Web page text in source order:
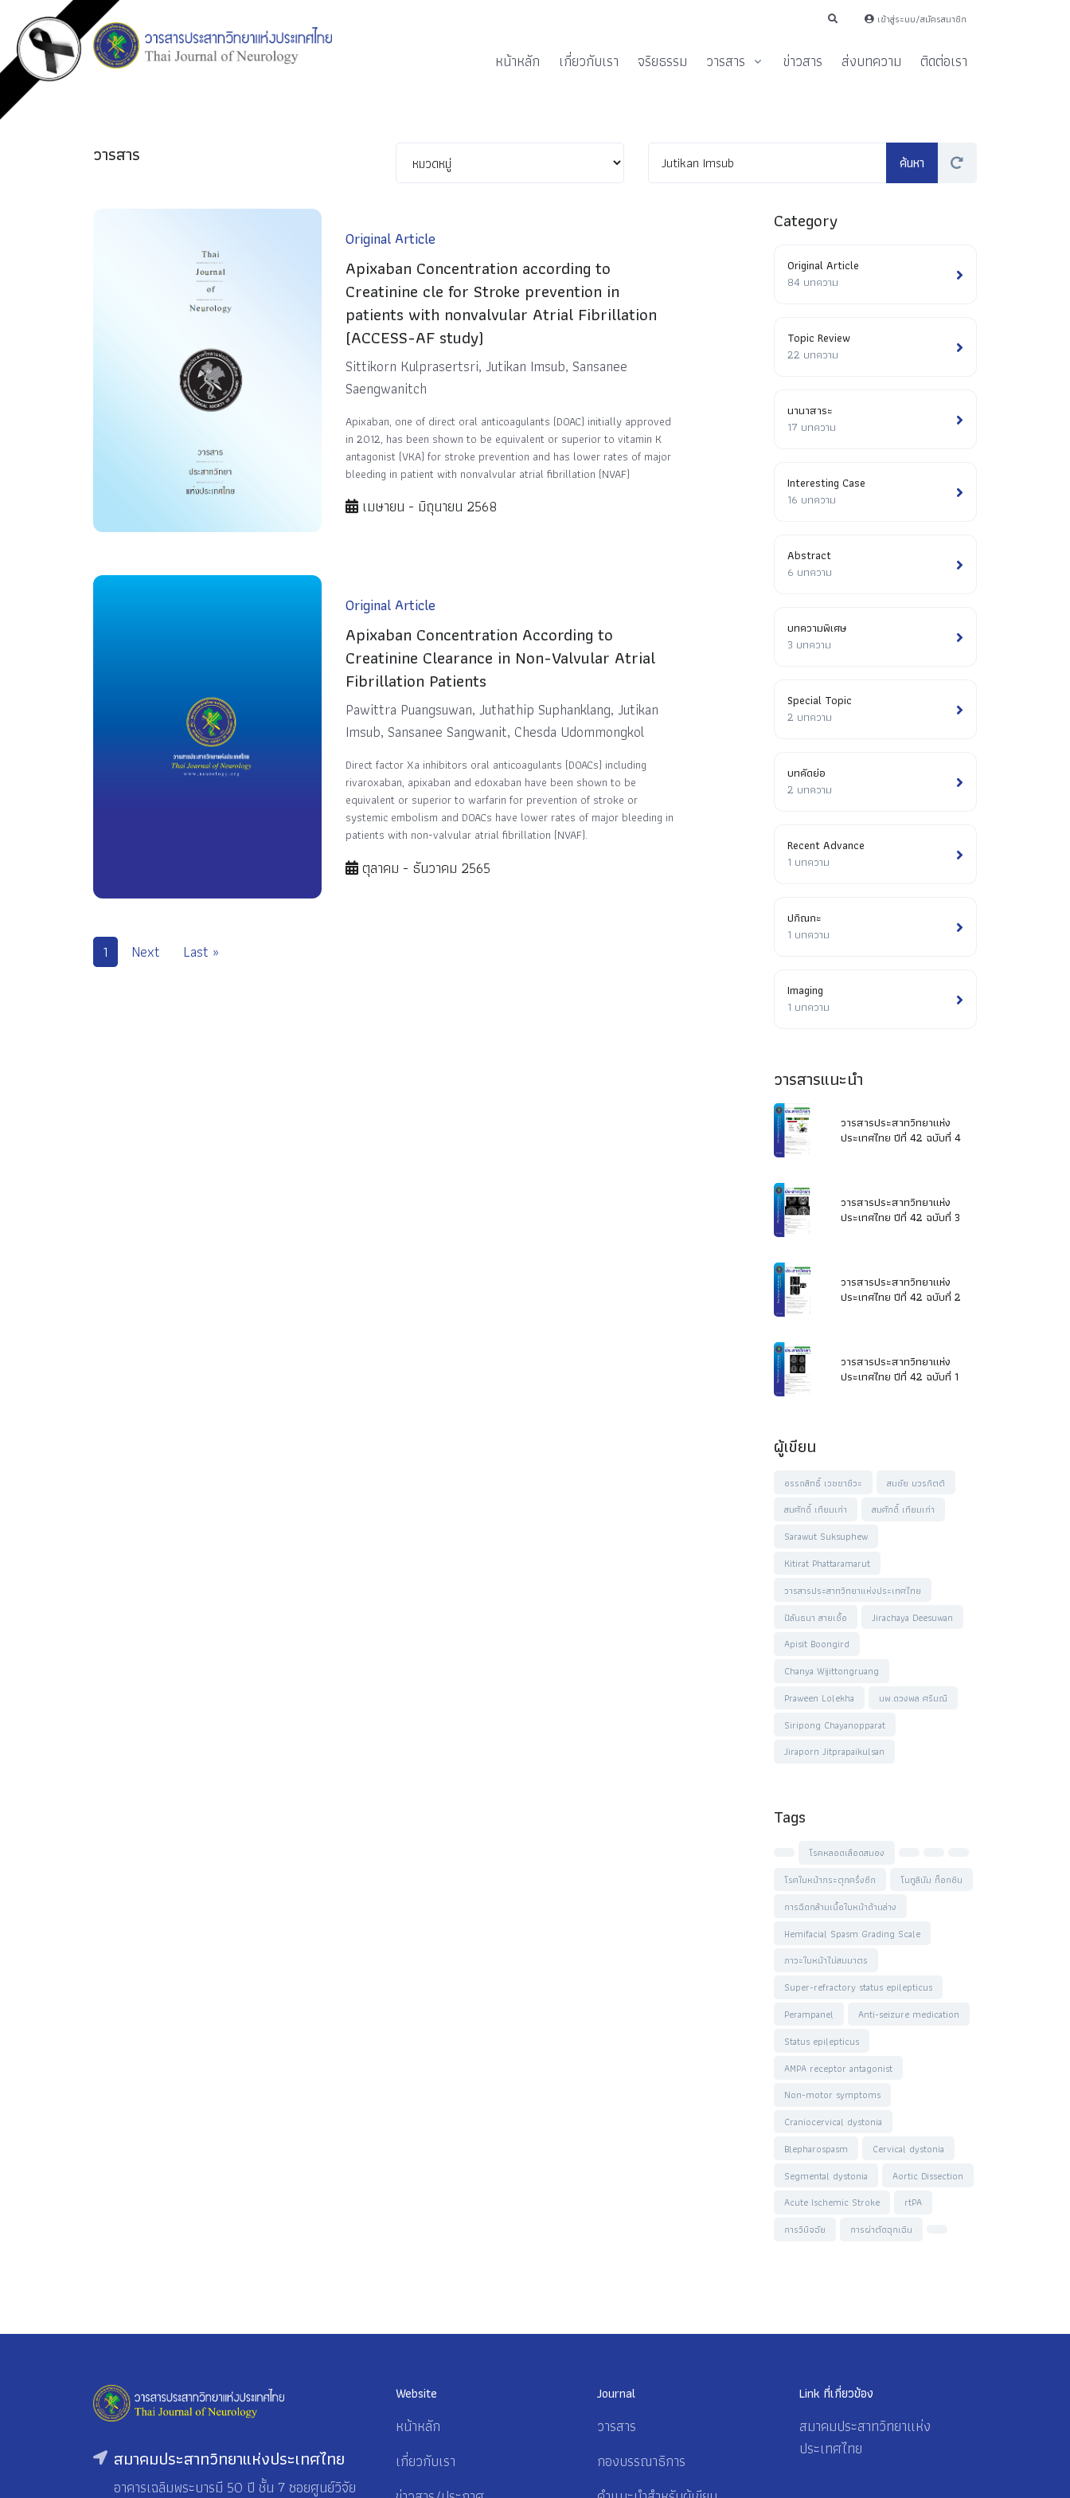
เข้าสู่ระบบ/สมัครสมาชิก
หน้าหลัก เกี่ยวกับเรา จริยธรรม วารสาร ข่าวสาร ส่งบทความ ติดต่อเรา
วารสาร
Original Article
Apixaban Concentration according to
Creatinine cle for Stroke prevention in
patients with nonvalvular Atrial Fibrillation
(ACCESS-AF study)
Sittikorn Kulprasertsri, Jutikan Imsub, Sansanee
Saengwanitch
Apixaban, one of direct oral anticoagulants (DOAC) initially approved
in 2012, has been shown to be equivalent or superior to vitamin K
antagonist (VKA) for stroke prevention and has lower rates of major
bleeding in patient with nonvalvular atrial fibrillation (NVAF)
เมษายน - มิถุนายน 2568
Original Article
Apixaban Concentration According to
Creatinine Clearance in Non-Valvular Atrial
Fibrillation Patients
Pawittra Puangsuwan, Juthathip Suphanklang, Jutikan
Imsub, Sansanee Sangwanit, Chesda Udommongkol
Direct factor Xa inhibitors oral anticoagulants (DOACs) including
rivaroxaban, apixaban and edoxaban have been shown to be
equivalent or superior to warfarin for prevention of stroke or
systemic embolism and DOACs have lower rates of major bleeding in
patients with non-valvular atrial fibrillation (NVAF).
ตุลาคม - ธันวาคม 2565
1 Next Last »
Category
Original Article
84 บทความ
Topic Review
22 บทความ
นานาสาระ
17 บทความ
Interesting Case
16 บทความ
Abstract
6 บทความ
บทความพิเศษ
3 บทความ
Special Topic
2 บทความ
บทคัดย่อ
2 บทความ
Recent Advance
1 บทความ
ปกิณกะ
1 บทความ
Imaging
1 บทความ
วารสารแนะนำ
วารสารประสาทวิทยาแห่ง
ประเทศไทย ปีที่ 42 ฉบับที่ 4
วารสารประสาทวิทยาแห่ง
ประเทศไทย ปีที่ 42 ฉบับที่ 3
วารสารประสาทวิทยาแห่ง
ประเทศไทย ปีที่ 42 ฉบับที่ 2
วารสารประสาทวิทยาแห่ง
ประเทศไทย ปีที่ 42 ฉบับที่ 1
ผู้เขียน
อรรถสิทธิ์ เวชชาชีวะ
สมชัย บวรกิตติ
สมศักดิ์ เทียมเก่า
สมศักดิ์ เทียมเก่า
Sarawut Suksuphew
Kitirat Phattaramarut
วารสารประสาทวิทยาแห่งประเทศไทย
ปิลันธนา สายเชื้อ
Jirachaya Deesuwan
Apisit Boongird
Chanya Wijittongruang
Praween Lolekha
นพ.ดวงพล ศรีมณี
Siripong Chayanopparat
Jiraporn Jitprapaikulsan
Tags
โรคหลอดเลือดสมอง
โรคใบหน้ากระตุกครึ่งซีก
โบทูลินัม ท็อกซิน
การฉีดกล้ามเนื้อใบหน้าด้านล่าง
Hemifacial Spasm Grading Scale
ภาวะใบหน้าไม่สมมาตร
Super-refractory status epilepticus
Perampanel
Anti-seizure medication
Status epilepticus
AMPA receptor antagonist
Non-motor symptoms
Craniocervical dystonia
Blepharospasm
Cervical dystonia
Segmental dystonia
Aortic Dissection
Acute Ischemic Stroke
rtPA
การวินิจฉัย
การผ่าตัดฉุกเฉิน
สมาคมประสาทวิทยาแห่งประเทศไทย
อาคารเฉลิมพระบารมี 50 ปี ชั้น 7 ซอยศูนย์วิจัย
Website
หน้าหลัก
เกี่ยวกับเรา
Journal
วารสาร
กองบรรณาธิการ
Link ที่เกี่ยวข้อง
สมาคมประสาทวิทยาแห่ง
ประเทศไทย